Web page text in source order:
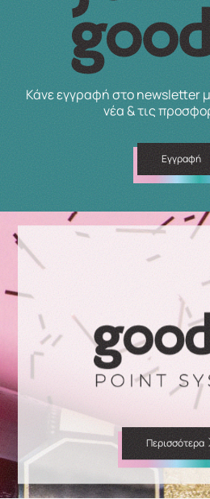
Κάνε εγγραφή στο newsletter
νέα & τις
Εγγραφή
Περισσότερα